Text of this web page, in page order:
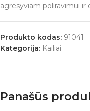
agresyviam poliravimui ir
Produkto kodas: 91041
Kategorija: Kailiai
Panašūs